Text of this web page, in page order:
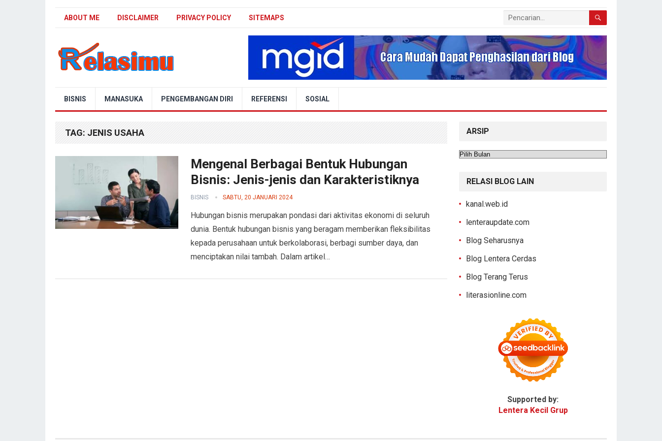
ABOUT ME DISCLAIMER PRIVACY POLICY SITEMAPS
BISNIS MANASUKA PENGEMBANGAN DIRI REFERENSI SOSIAL
TAG: JENIS USAHA
Mengenal Berbagai Bentuk Hubungan
Bisnis: Jenis-jenis dan Karakteristiknya
BISNIS SABTU, 20 JANUARI 2024
Hubungan bisnis merupakan pondasi dari aktivitas ekonomi di seluruh
dunia. Bentuk hubungan bisnis yang beragam memberikan fleksibilitas
kepada perusahaan untuk berkolaborasi, berbagi sumber daya, dan
menciptakan nilai tambah. Dalam artikel…
ARSIP
Arsip
RELASI BLOG LAIN
kanal.web.id
lenteraupdate.com
Blog Seharusnya
Blog Lentera Cerdas
Blog Terang Terus
literasionline.com
Supported by:
Lentera Kecil Grup